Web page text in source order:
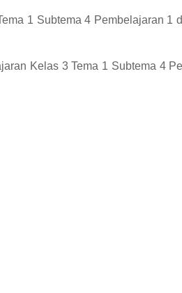
1 Subtema 4 Pembelajaran 1
Kelas 3 Tema 1 Subtema 4